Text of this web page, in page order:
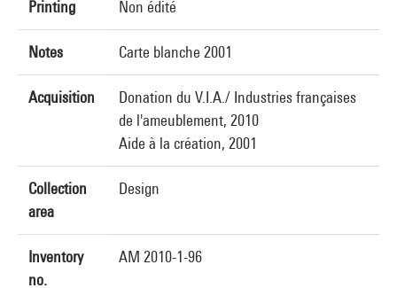
Printing Non édité
Notes Carte blanche 2001
Acquisition
Donation du V.I.A./ Industries françaises
de l'ameublement, 2010
Aide à la création, 2001
Collection
area
Design
Inventory
no.
AM 2010-1-96